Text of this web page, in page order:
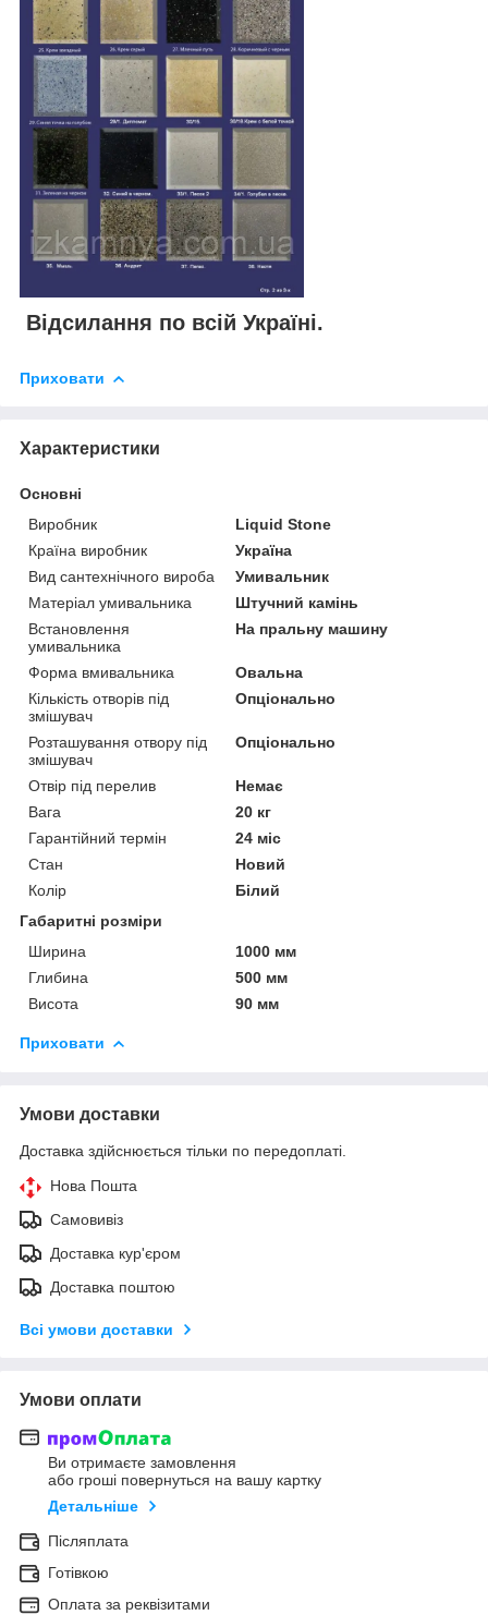
Відсилання по всій Україні.
Приховати
Характеристики
Основні
Виробник
Liquid Stone
Країна виробник
Україна
Вид сантехнічного вироба
Умивальник
Матеріал умивальника
Штучний камінь
Встановлення
умивальника
На пральну машину
Форма вмивальника
Овальна
Кількість отворів під
змішувач
Опціонально
Розташування отвору під
змішувач
Опціонально
Отвір під перелив
Немає
Вага
20 кг
Гарантійний термін
24 міс
Стан
Новий
Колір
Білий
Габаритні розміри
Ширина
1000 мм
Глибина
500 мм
Висота
90 мм
Приховати
Умови доставки
Доставка здійснюється тільки по передоплаті.
Нова Пошта
Самовивіз
Доставка кур'єром
Доставка поштою
Всі умови доставки
Умови оплати
Ви отримаєте замовлення
або гроші повернуться на вашу картку
Детальніше
Післяплата
Готівкою
Оплата за реквізитами